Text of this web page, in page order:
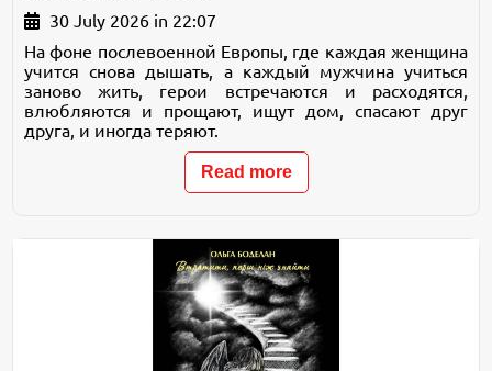
30 July 2026 in 22:07
На фоне послевоенной Европы, где каждая женщина
учится снова дышать, а каждый мужчина учиться
заново жить, герои встречаются и расходятся,
влюбляются и прощают, ищут дом, спасают друг
друга, и иногда теряют.
Read more